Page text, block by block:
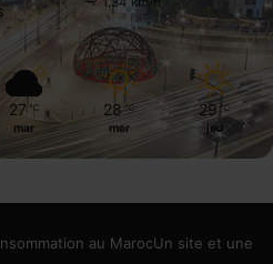
27 ℃
mar
28 ℃
mer
29 ℃
jeu
au MarocUn site et une